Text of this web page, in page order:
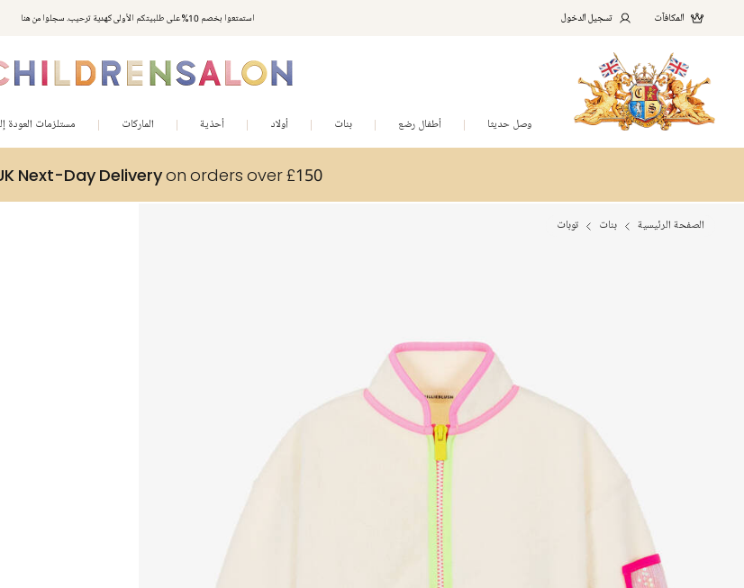
استمتعوا بخصم 10% على طلبيتكم الأولى كهدية ترحيب. سجلوا من هنا المكافآت تسجيل الدخول
وصل حديثا أطفال رضع بنات أولاد أحذية الماركات مستلزمات العودة
Next-Day Deliveryon orders over £150
الصفحة الرئيسية بنات توبات